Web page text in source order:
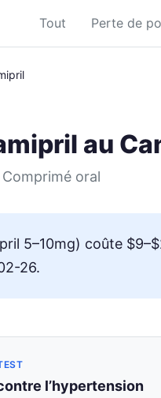
Tout Perte de
au
Comprimé oral
5–10mg) coûte
26.
l’hypertension